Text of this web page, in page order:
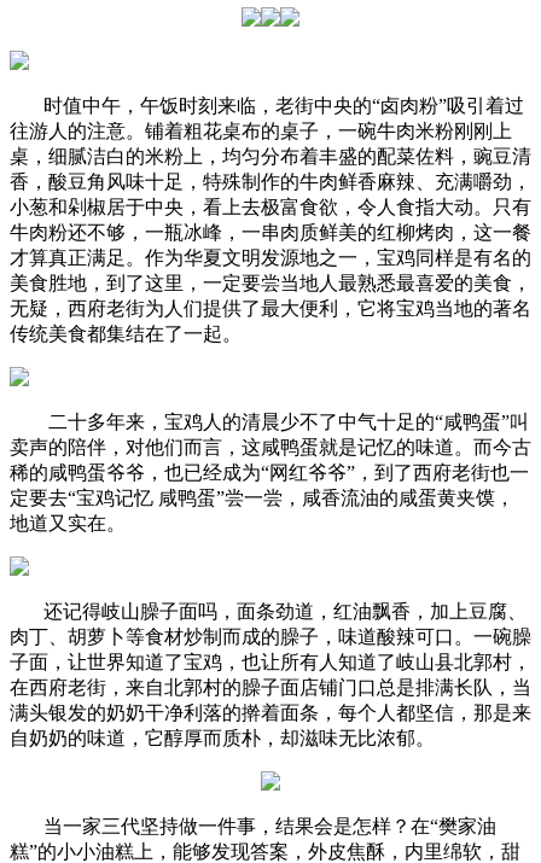
时值中午，午饭时刻来临，老街中央的“卤肉粉”吸引着过
往游人的注意。铺着粗花桌布的桌子，一碗牛肉米粉刚刚上
桌，细腻洁白的米粉上，均匀分布着丰盛的配菜佐料，豌豆清
香，酸豆角风味十足，特殊制作的牛肉鲜香麻辣、充满嚼劲，
小葱和剁椒居于中央，看上去极富食欲，令人食指大动。只有
牛肉粉还不够，一瓶冰峰，一串肉质鲜美的红柳烤肉，这一餐
才算真正满足。作为华夏文明发源地之一，宝鸡同样是有名的
美食胜地，到了这里，一定要尝当地人最熟悉最喜爱的美食，
无疑，西府老街为人们提供了最大便利，它将宝鸡当地的著名
传统美食都集结在了一起。
二十多年来，宝鸡人的清晨少不了中气十足的“咸鸭蛋”叫
卖声的陪伴，对他们而言，这咸鸭蛋就是记忆的味道。而今古
稀的咸鸭蛋爷爷，也已经成为“网红爷爷”，到了西府老街也一
定要去“宝鸡记忆 咸鸭蛋”尝一尝，咸香流油的咸蛋黄夹馍，
地道又实在。
还记得岐山臊子面吗，面条劲道，红油飘香，加上豆腐、
肉丁、胡萝卜等食材炒制而成的臊子，味道酸辣可口。一碗臊
子面，让世界知道了宝鸡，也让所有人知道了岐山县北郭村，
在西府老街，来自北郭村的臊子面店铺门口总是排满长队，当
满头银发的奶奶干净利落的擀着面条，每个人都坚信，那是来
自奶奶的味道，它醇厚而质朴，却滋味无比浓郁。
当一家三代坚持做一件事，结果会是怎样？在“樊家油
糕”的小小油糕上，能够发现答案，外皮焦酥，内里绵软，甜